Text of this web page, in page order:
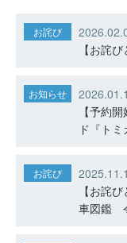
お詫び
【お詫
お知らせ
【予約
ド『ト
お詫び
【お詫
車図鑑